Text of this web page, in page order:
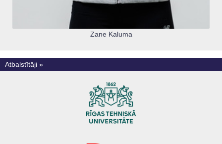
Zane Kaluma
Atbalstītāji »